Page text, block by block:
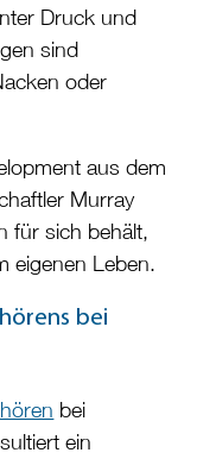
Druck und
sind
oder
aus dem
Murray
für sich behält,
eigenen Leben.
bei
bei
ein